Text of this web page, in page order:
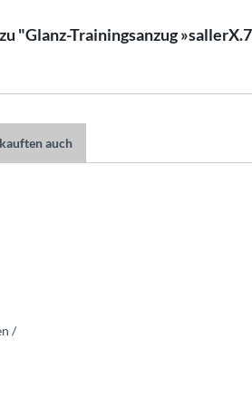
"Glanz-Trainingsanzug
auch
/